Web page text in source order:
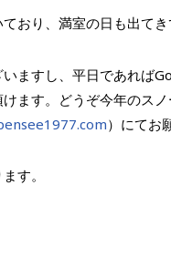
おり、満室の日も出てき
ますし、平日であれば
ます。どうぞ今年のス
）にてお
す。